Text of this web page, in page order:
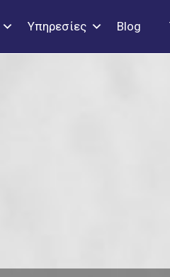
Υπηρεσίες Blog